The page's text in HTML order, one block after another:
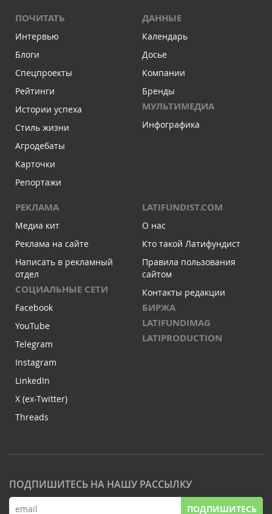
ПОЧИТАТЬ
Интервью
Блоги
Спецпроекты
Рейтинги
Истории успеха
Стиль жизни
Агродебаты
Карточки
Репортажи
ДАННЫЕ
Календарь
Досье
Компании
Бренды
МУЛЬТИМЕДИА
Инфографика
РЕКЛАМА
Медиа кит
Реклама на сайте
Написать в рекламный
отдел
СОЦИАЛЬНЫЕ СЕТИ
Facebook
YouTube
Telegram
Instagram
LinkedIn
X (ex-Twitter)
Threads
LATIFUNDIST.COM
О нас
Кто такой Латифундист
Правила пользования
сайтом
Контакты редакции
БИРЖА
LATIFUNDIMAG
LATIPRODUCTION
ПОДПИШИТЕСЬ НА НАШУ РАССЫЛКУ
ПОДПИШИТЕСЬ